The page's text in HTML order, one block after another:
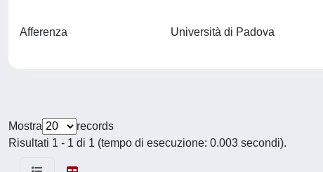
Afferenza Università di Padova
Mostra
records
Risultati 1 - 1 di 1 (tempo di esecuzione: 0.003 secondi).